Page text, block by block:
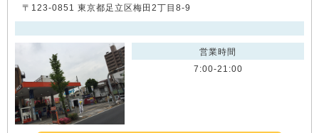
〒123-0851 東京都足立区梅田2丁目8-9
営業時間
7:00-21:00